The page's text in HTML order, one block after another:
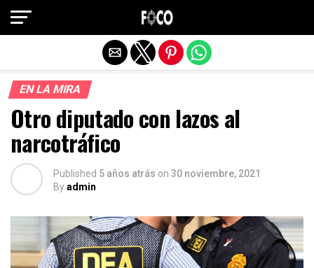
EN LA MIRA
Otro diputado con lazos al
narcotráfico
Published 5 años atrás on 30 noviembre, 2021
Byadmin
Salir de la versión móvil